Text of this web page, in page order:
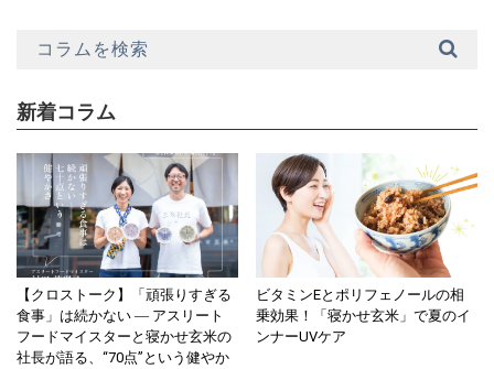
新着コラム
【クロストーク】「頑張りすぎる
食事」は続かない ― アスリート
フードマイスターと寝かせ玄米の
社長が語る、“70点”という健やか
ビタミンEとポリフェノールの相
乗効果！「寝かせ玄米」で夏のイ
ンナーUVケア